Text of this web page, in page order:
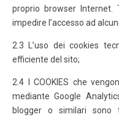
proprio browser Internet.
impedire l’accesso ad
2.3 L’uso dei cookies
efficiente del sito;
2.4 I COOKIES che
mediante Google
blogger o similari